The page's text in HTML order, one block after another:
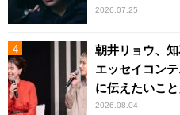
2026.07.25
朝井リョウ、
エッセイコン
に伝えたいこと
2026.08.04